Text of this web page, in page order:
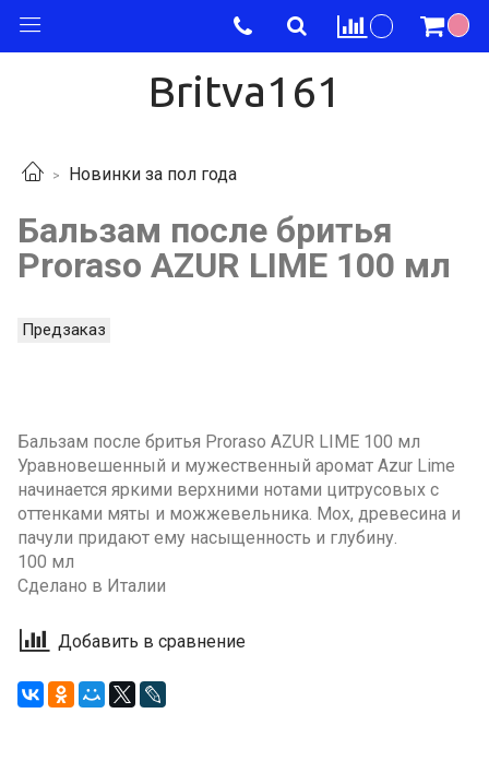
Britva161
Новинки за пол года
Бальзам после бритья
Proraso AZUR LIME 100 мл
Предзаказ
Бальзам после бритья Proraso AZUR LIME 100 мл
Уравновешенный и мужественный аромат Azur Lime
начинается яркими верхними нотами цитрусовых с
оттенками мяты и можжевельника. Мох, древесина и
пачули придают ему насыщенность и глубину.
100 мл
Сделано в Италии
Добавить в сравнение